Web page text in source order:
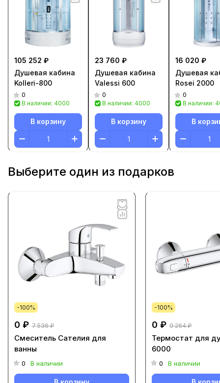
105 252 ₽
Душевая кабина
Kolleri-800
0
В наличии: 4000
В корзину
23 760 ₽
Душевая кабина
Valessi 600
0
В наличии: 4000
В корзину
16 020 ₽
Душевая
Rosei 2000
0
В наличии:
В
Выберите один из подарков
-100%
0 ₽ 7 536 ₽
Смеситель Cателия для
ванны
0 В наличии
-100%
0 ₽ 9 264 ₽
Термостат для
6000
0 В наличии